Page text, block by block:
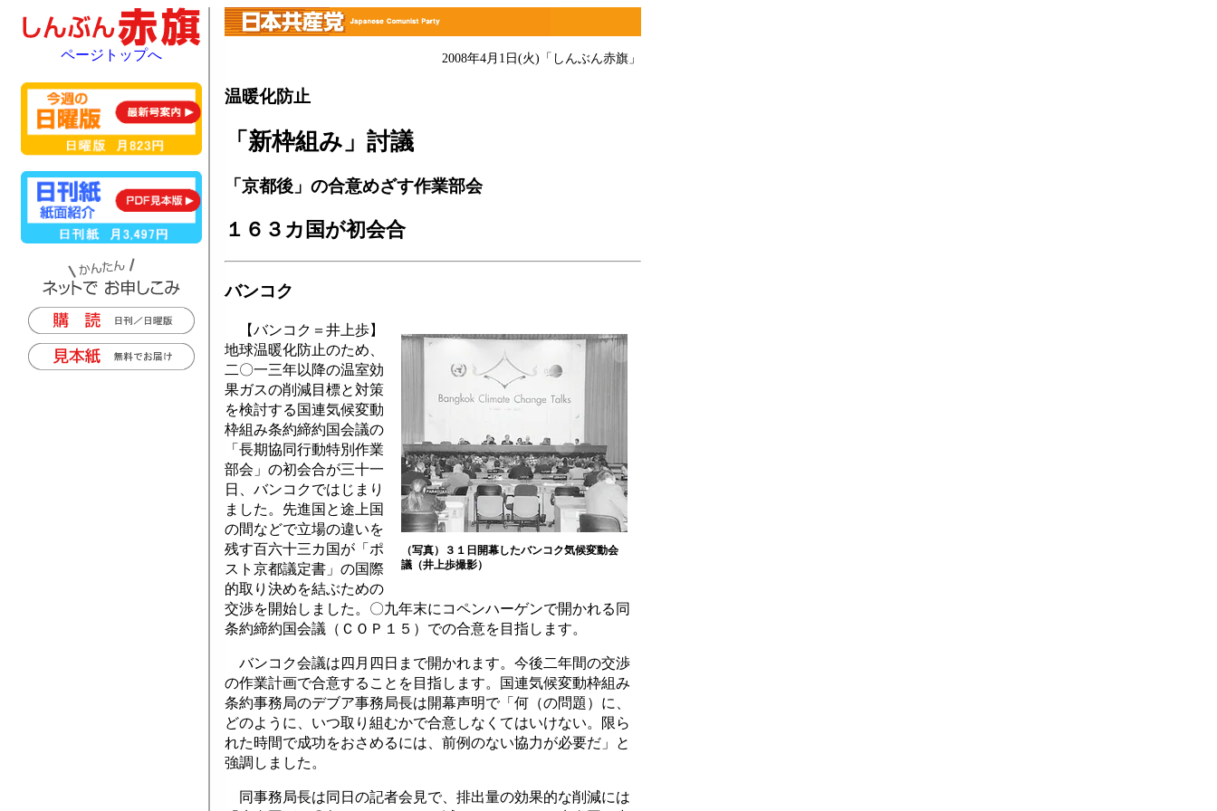
2008年4月1日(火) 「しんぶん赤旗」
温暖化防止
「新枠組み」討議
「京都後」の合意めざす作業部会
１６３カ国が初会合
バンコク
（写真）３１日開幕したバンコク気候変動会
議（井上歩撮影）
【バンコク＝井上歩】
地球温暖化防止のため、
二〇一三年以降の温室効
果ガスの削減目標と対策
を検討する国連気候変動
枠組み条約締約国会議の
「長期協同行動特別作業
部会」の初会合が三十一
日、バンコクではじまり
ました。先進国と途上国
の間などで立場の違いを
残す百六十三カ国が「ポ
スト京都議定書」の国際
的取り決めを結ぶための
交渉を開始しました。〇九年末にコペンハーゲンで開かれる同
条約締約国会議（ＣＯＰ１５）での合意を目指します。
バンコク会議は四月四日まで開かれます。今後二年間の交渉
の作業計画で合意することを目指します。国連気候変動枠組み
条約事務局のデブア事務局長は開幕声明で「何（の問題）に、
どのように、いつ取り組むかで合意しなくてはいけない。限ら
れた時間で成功をおさめるには、前例のない協力が必要だ」と
強調しました。
同事務局長は同日の記者会見で、排出量の効果的な削減には
ページトップへ